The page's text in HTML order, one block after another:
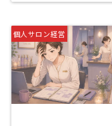
個人サロン経営